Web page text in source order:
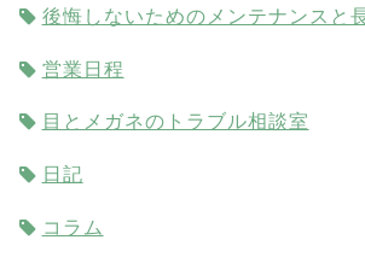
後悔しないためのメンテナンスと
営業日程
目とメガネのトラブル相談室
日記
コラム